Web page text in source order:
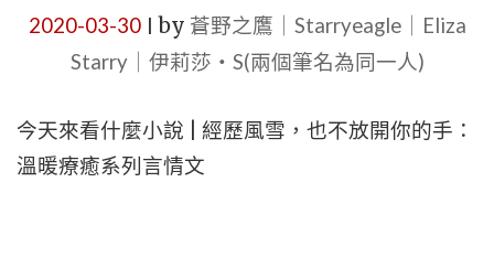
2020-03-30| by 蒼野之鷹｜Starryeagle｜Eliza
Starry｜伊莉莎・S(兩個筆名為同一人)
今天來看什麼小說 | 經歷風雪，也不放開你的手：
溫暖療癒系列言情文